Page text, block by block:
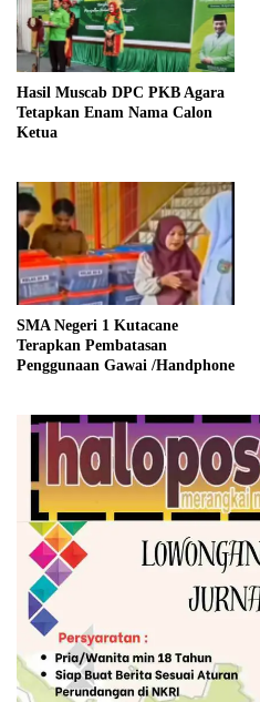
Hasil Muscab DPC PKB Agara
Tetapkan Enam Nama Calon
Ketua
SMA Negeri 1 Kutacane
Terapkan Pembatasan
Penggunaan Gawai /Handphone